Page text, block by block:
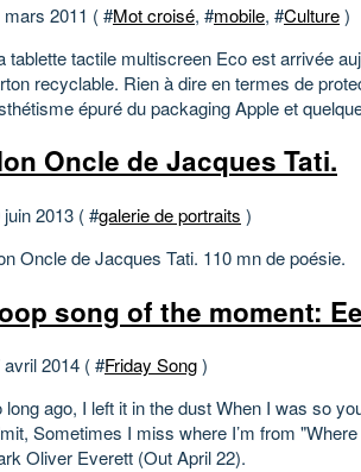
mars 2011 ( #Mot croisé, #mobile, #Culture)
tablette tactile multiscreen Eco est arrivée
recyclable. Rien à dire en termes de
épuré du packaging Apple et
Oncle de Jacques Tati.
juin 2013 ( #galerie de portraits )
Oncle de Jacques Tati. 110 mn de poésie.
song of the moment:
avril 2014 ( #Friday Song)
long ago, I left it in the dust When I was so
Sometimes I miss where I’m from
Oliver Everett (Out April 22).